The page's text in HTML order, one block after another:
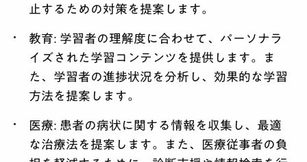
止するための対策を提案します。
教育: 学習者の理解度に合わせて、パーソナラ
イズされた学習コンテンツを提供します。ま
た、学習者の進捗状況を分析し、効果的な学習
方法を提案します。
医療: 患者の病状に関する情報を収集し、最適
な治療法を提案します。また、医療従事者の負